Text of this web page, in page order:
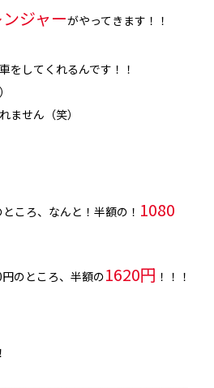
ジャーがやってきます！！
をしてくれるんです！！
ません（笑）
ころ、なんと！半額の！ 1080
のところ、半額の1620円 ！！！